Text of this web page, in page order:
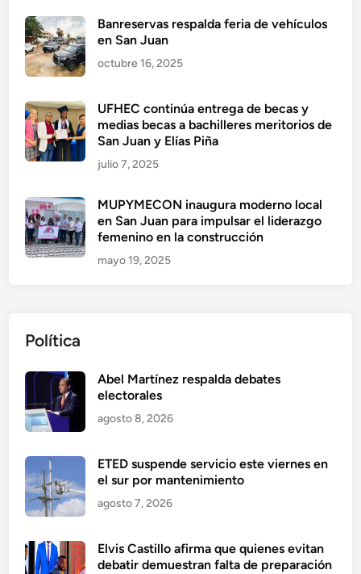
Banreservas respalda feria de vehículos
en San Juan
octubre 16, 2025
UFHEC continúa entrega de becas y
medias becas a bachilleres meritorios de
San Juan y Elías Piña
julio 7, 2025
MUPYMECON inaugura moderno local
en San Juan para impulsar el liderazgo
femenino en la construcción
mayo 19, 2025
Política
Abel Martínez respalda debates
electorales
agosto 8, 2026
ETED suspende servicio este viernes en
el sur por mantenimiento
agosto 7, 2026
Elvis Castillo afirma que quienes evitan
debatir demuestran falta de preparación